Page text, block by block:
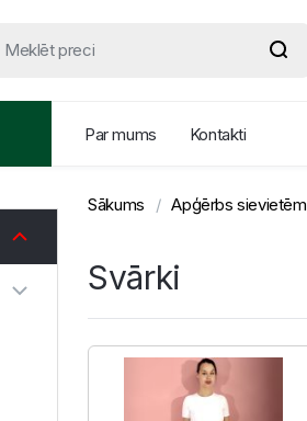
Par mums Kontakti
Sākums Apģērbs sievietēm
Svārki